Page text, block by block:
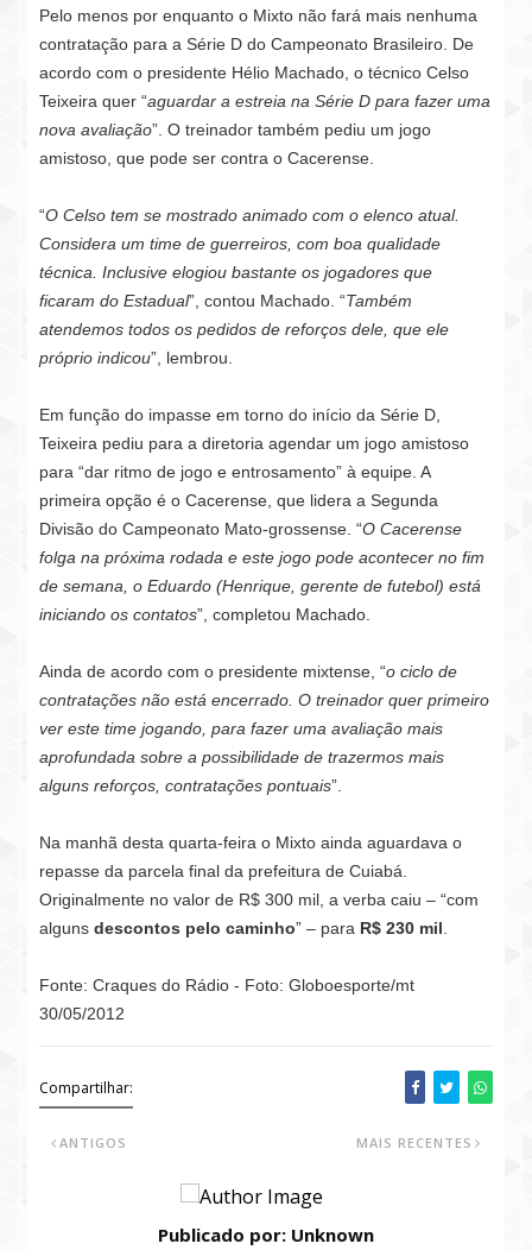
Pelo menos por enquanto o Mixto não fará mais nenhuma
contratação para a Série D do Campeonato Brasileiro. De
acordo com o presidente Hélio Machado, o técnico Celso
Teixeira quer “aguardar a estreia na Série D para fazer uma
nova avaliação”. O treinador também pediu um jogo
amistoso, que pode ser contra o Cacerense.
“O Celso tem se mostrado animado com o elenco atual.
Considera um time de guerreiros, com boa qualidade
técnica. Inclusive elogiou bastante os jogadores que
ficaram do Estadual”, contou Machado. “Também
atendemos todos os pedidos de reforços dele, que ele
próprio indicou”, lembrou.
Em função do impasse em torno do início da Série D,
Teixeira pediu para a diretoria agendar um jogo amistoso
para “dar ritmo de jogo e entrosamento” à equipe. A
primeira opção é o Cacerense, que lidera a Segunda
Divisão do Campeonato Mato-grossense. “O Cacerense
folga na próxima rodada e este jogo pode acontecer no fim
de semana, o Eduardo (Henrique, gerente de futebol) está
iniciando os contatos”, completou Machado.
Ainda de acordo com o presidente mixtense, “o ciclo de
contratações não está encerrado. O treinador quer primeiro
ver este time jogando, para fazer uma avaliação mais
aprofundada sobre a possibilidade de trazermos mais
alguns reforços, contratações pontuais”.
Na manhã desta quarta-feira o Mixto ainda aguardava o
repasse da parcela final da prefeitura de Cuiabá.
Originalmente no valor de R$ 300 mil, a verba caiu – “com
algunsdescontos pelo caminho” – para R$ 230 mil
Fonte: Craques do Rádio - Foto: Globoesporte/mt
30/05/2012
Compartilhar:
MAIS RECENTES
ANTIGOS
Publicado por: Unknown